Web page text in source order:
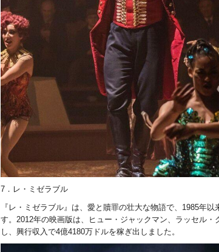
7．レ・ミゼラブル
『レ・ミゼラブル』は、愛と贖罪の壮大な物語で、1985年
す。2012年の映画版は、ヒュー・ジャックマン、ラッセル
し、興行収入で4億4180万ドルを稼ぎ出しました。